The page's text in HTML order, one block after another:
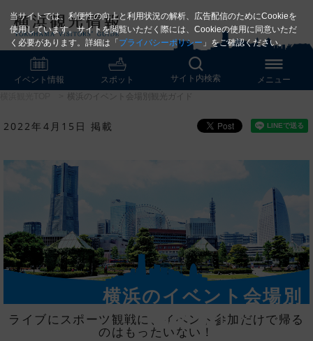
イベント情報 スポット サイト内検索
メニュー
横浜のイベント会場別観光ガイド
2022年4月15日 掲載
横浜のイベント会場別
観光ガイド
ライブにスポーツ観戦に、イベント参加だけで帰る
のはもったいない！
当サイトでは、利便性の向上と利用状況の解析、広告配信のためにCookieを
使用しています。サイトを閲覧いただく際には、Cookieの使用に同意いただ
く必要があります。詳細は「 プライバシーポリシー 」をご確認ください。